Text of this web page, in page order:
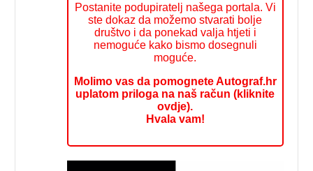
Postanite podupiratelj našega portala. Vi
ste dokaz da možemo stvarati bolje
društvo i da ponekad valja htjeti i
nemoguće kako bismo dosegnuli
moguće.
Molimo vas da pomognete Autograf.hr
uplatom priloga na naš račun (kliknite
ovdje).
Hvala vam!